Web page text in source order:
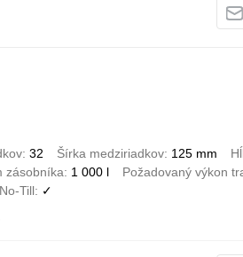
32 Šírka medziriadkov 125 mm
zásobníka 1 000 l Požadovaný výkon
No-Till ✓